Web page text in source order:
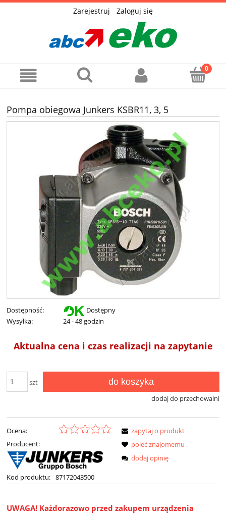
Zarejestruj Zaloguj się
Pompa obiegowa Junkers KSBR11, 3, 5
Dostępność:
Dostępny
Wysyłka:
24 - 48 godzin
Aktualna cena i czas realizacji na zapytanie
szt do koszyka
dodaj do przechowalni
Ocena:
Producent:
Kod produktu: 87172043500
zapytaj o produkt
poleć znajomemu
dodaj opinię
UWAGA! Każdorazowo przed zakupem urządzenia